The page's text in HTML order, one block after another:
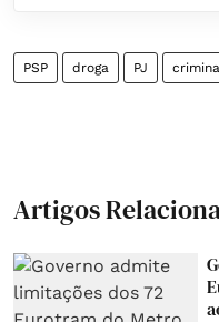
PSP droga PJ
Artigos